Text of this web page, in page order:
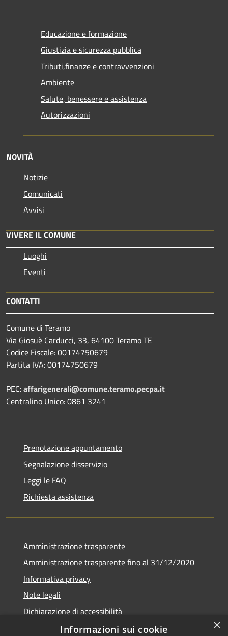
Educazione e formazione
Giustizia e sicurezza pubblica
Tributi,finanze e contravvenzioni
Ambiente
Salute, benessere e assistenza
Autorizzazioni
NOVITÀ
Notizie
Comunicati
Avvisi
VIVERE IL COMUNE
Luoghi
Eventi
CONTATTI
Comune di Teramo
Via Giosuè Carducci, 33, 64100 Teramo TE
Codice Fiscale: 00174750679
Partita IVA: 00174750679
PEC:affarigenerali@comune.teramo.pecpa.it
Centralino Unico: 0861 3241
Prenotazione appuntamento
Segnalazione disservizio
Leggi le FAQ
Richiesta assistenza
Amministrazione trasparente
Amministrazione trasparente fino al 31/12/2020
Informativa privacy
Note legali
Dichiarazione di accessibilità
×
Informazioni sui cookie